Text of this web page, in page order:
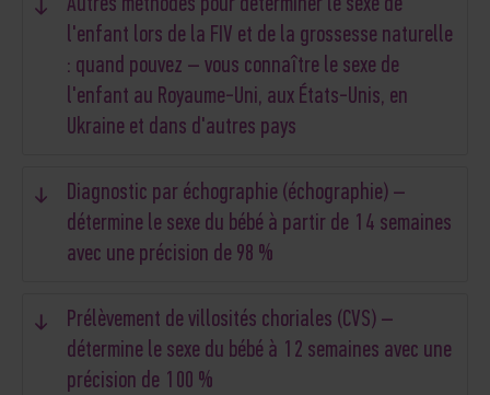
l'enfant lors de la FIV et de la grossesse naturelle
: quand pouvez – vous connaître le sexe de
l'enfant au Royaume-Uni, aux États-Unis, en
Ukraine et dans d'autres pays
Diagnostic par échographie (échographie) –
détermine le sexe du bébé à partir de 14 semaines
avec une précision de 98 %
Prélèvement de villosités choriales (CVS) –
détermine le sexe du bébé à 12 semaines avec une
précision de 100 %